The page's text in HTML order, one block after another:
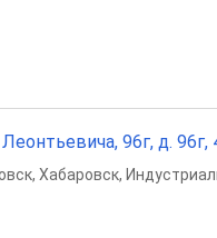
96г, д. 96г,
, Хабаровск,